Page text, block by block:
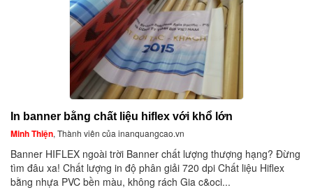
In banner bằng chất liệu hiflex với khổ lớn
Minh Thiện, Thành viên của inanquangcao.vn
Banner HIFLEX ngoài trời Banner chất lượng thượng hạng? Đừng
tìm đâu xa! Chất lượng in độ phân giải 720 dpi Chất liệu Hiflex
bằng nhựa PVC bền màu, không rách Gia c&oci...